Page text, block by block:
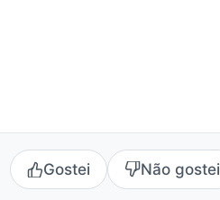
Gostei Não gostei